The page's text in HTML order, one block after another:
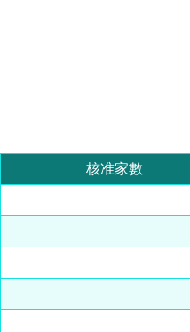
核准家數